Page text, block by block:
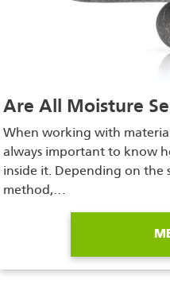
Are All Moisture
When working with
always important to know
inside it. Depending on the
method,…